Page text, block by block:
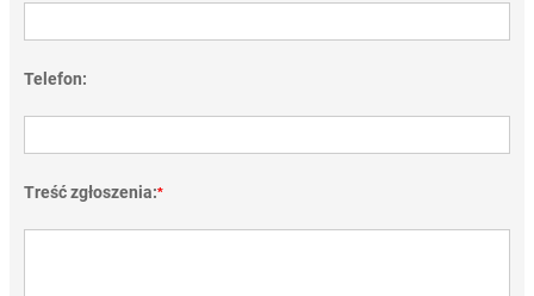
Telefon:
Treść zgłoszenia:*